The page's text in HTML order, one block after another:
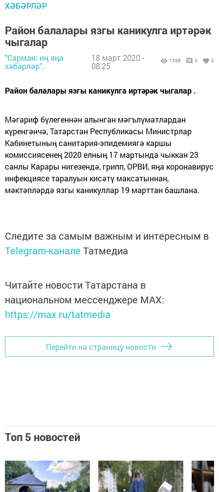
ХӘБӘРЛӘР
Район балалары язгы каникулга иртәрәк
чыгалар
"Сарман: иң яңа
хәбәрләр",
18 март 2020 -
08:25
1399 0 0
Район балалары язгы каникулга иртәрәк чыгалар .
Мәгариф бүлегеннән алынган мәгълүматлардан
күренгәнчә, Татарстан Республикасы Министрлар
Кабинетының санитария-эпидемиягә каршы
комиссиясенең 2020 елның 17 мартында чыккан 23
санлы Карары нигезендә, грипп, ОРВИ, яңа коронавирус
инфекциясе таралуын кисәтү максатыннан,
мәктәпләрдә язгы каникуллар 19 марттан башлана.
Следите за самым важным и интересным в
Telegram-канале Татмедиа
Читайте новости Татарстана в
национальном мессенджере MАХ:
https://max.ru/tatmedia
Перейти на страницу новости
Топ 5 новостей